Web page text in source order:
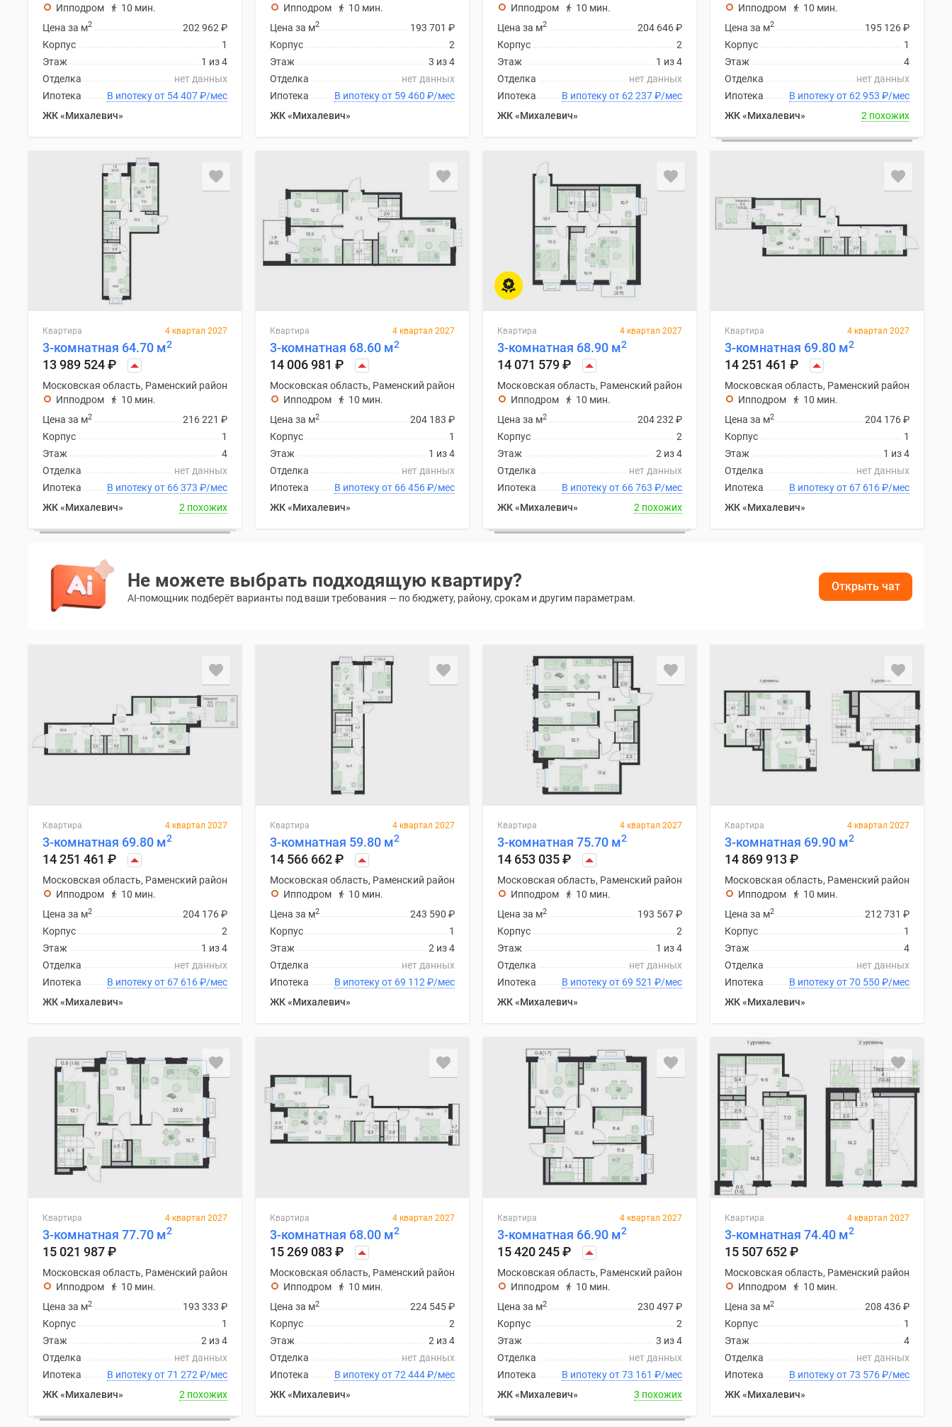
Ипподром
10 мин.
202 962 ₽
Цена за м2
1
Корпус
1 из 4
Этаж
нет данных
Отделка
В ипотеку от 54 407₽/мес
Ипотека
ЖК «Михалевич»
Ипподром
10 мин.
193 701 ₽
Цена за м2
2
Корпус
3 из 4
Этаж
нет данных
Отделка
В ипотеку от 59 460 ₽/мес
Ипотека
ЖК «Михалевич»
Ипподром
10 мин.
204 646₽
Цена за м2
2
Корпус
1 из 4
Этаж
нет данных
Отделка
В ипотеку от 62 237₽/мес
Ипотека
ЖК «Михалевич»
Ипподром
10 мин.
195 126₽
Цена за м2
1
Корпус
4
Этаж
нет данных
Отделка
В ипотеку от 62 953 ₽/мес
Ипотека
ЖК «Михалевич»
2 похожих
Квартира 4 квартал 2027
3-комнатная 64.70 м2
13 989 524₽
Московская область, Раменский район
Ипподром
10 мин.
216 221 ₽
Цена за м2
1
Корпус
4
Этаж
нет данных
Отделка
В ипотеку от 66 373 ₽/мес
Ипотека
ЖК «Михалевич»
2 похожих
Квартира 4 квартал 2027
3-комнатная 68.60 м2
14 006 981 ₽
Московская область, Раменский район
Ипподром
10 мин.
204 183 ₽
Цена за м2
1
Корпус
1 из 4
Этаж
нет данных
Отделка
В ипотеку от 66 456₽/мес
Ипотека
ЖК «Михалевич»
Квартира 4 квартал 2027
3-комнатная 68.90 м2
14 071 579₽
Московская область, Раменский район
Ипподром
10 мин.
204 232₽
Цена за м2
2
Корпус
2 из 4
Этаж
нет данных
Отделка
В ипотеку от 66 763 ₽/мес
Ипотека
ЖК «Михалевич»
2 похожих
Квартира 4 квартал 2027
3-комнатная 69.80 м2
14 251 461 ₽
Московская область, Раменский район
Ипподром
10 мин.
204 176₽
Цена за м2
1
Корпус
1 из 4
Этаж
нет данных
Отделка
В ипотеку от 67 616₽/мес
Ипотека
ЖК «Михалевич»
Не можете выбрать подходящую квартиру?
AI-помощник подберёт варианты под ваши требования — по бюджету, району, срокам и другим параметрам.
Открыть чат
Квартира 4 квартал 2027
3-комнатная 69.80 м2
14 251 461 ₽
Московская область, Раменский район
Ипподром
10 мин.
204 176₽
Цена за м2
2
Корпус
1 из 4
Этаж
нет данных
Отделка
В ипотеку от 67 616₽/мес
Ипотека
ЖК «Михалевич»
Квартира 4 квартал 2027
3-комнатная 59.80 м2
14 566 662₽
Московская область, Раменский район
Ипподром
10 мин.
243 590 ₽
Цена за м2
1
Корпус
2 из 4
Этаж
нет данных
Отделка
В ипотеку от 69 112 ₽/мес
Ипотека
ЖК «Михалевич»
Квартира 4 квартал 2027
3-комнатная 75.70 м2
14 653 035₽
Московская область, Раменский район
Ипподром
10 мин.
193 567₽
Цена за м2
2
Корпус
1 из 4
Этаж
нет данных
Отделка
В ипотеку от 69 521 ₽/мес
Ипотека
ЖК «Михалевич»
Квартира 4 квартал 2027
3-комнатная 69.90 м2
14 869 913₽
Московская область, Раменский район
Ипподром
10 мин.
212 731 ₽
Цена за м2
1
Корпус
4
Этаж
нет данных
Отделка
В ипотеку от 70 550 ₽/мес
Ипотека
ЖК «Михалевич»
Квартира 4 квартал 2027
3-комнатная 77.70 м2
15 021 987₽
Московская область, Раменский район
Ипподром
10 мин.
193 333 ₽
Цена за м2
1
Корпус
2 из 4
Этаж
нет данных
Отделка
В ипотеку от 71 272 ₽/мес
Ипотека
ЖК «Михалевич»
2 похожих
Квартира 4 квартал 2027
3-комнатная 68.00 м2
15 269 083₽
Московская область, Раменский район
Ипподром
10 мин.
224 545₽
Цена за м2
2
Корпус
2 из 4
Этаж
нет данных
Отделка
В ипотеку от 72 444₽/мес
Ипотека
ЖК «Михалевич»
Квартира 4 квартал 2027
3-комнатная 66.90 м2
15 420 245₽
Московская область, Раменский район
Ипподром
10 мин.
230 497₽
Цена за м2
2
Корпус
3 из 4
Этаж
нет данных
Отделка
В ипотеку от 73 161 ₽/мес
Ипотека
ЖК «Михалевич»
3 похожих
Квартира 4 квартал 2027
3-комнатная 74.40 м2
15 507 652₽
Московская область, Раменский район
Ипподром
10 мин.
208 436₽
Цена за м2
1
Корпус
4
Этаж
нет данных
Отделка
В ипотеку от 73 576₽/мес
Ипотека
ЖК «Михалевич»